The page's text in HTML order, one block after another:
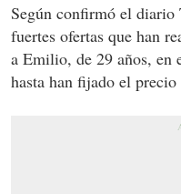
Según confirmó el diario
fuertes ofertas que han
a Emilio, de 29 años, en
hasta han fijado el